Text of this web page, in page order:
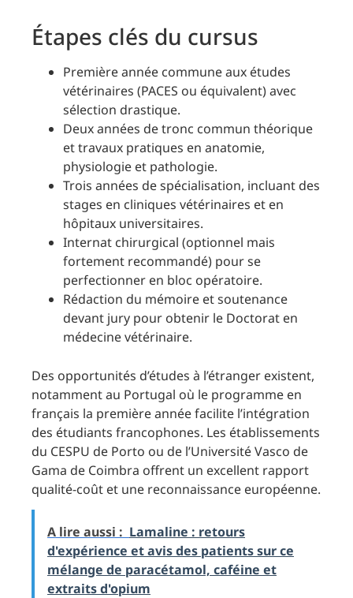
Étapes clés du cursus
Première année commune aux études
vétérinaires (PACES ou équivalent) avec
sélection drastique.
Deux années de tronc commun théorique
et travaux pratiques en anatomie,
physiologie et pathologie.
Trois années de spécialisation, incluant des
stages en cliniques vétérinaires et en
hôpitaux universitaires.
Internat chirurgical (optionnel mais
fortement recommandé) pour se
perfectionner en bloc opératoire.
Rédaction du mémoire et soutenance
devant jury pour obtenir le Doctorat en
médecine vétérinaire.
Des opportunités d’études à l’étranger existent,
notamment au Portugal où le programme en
français la première année facilite l’intégration
des étudiants francophones. Les établissements
du CESPU de Porto ou de l’Université Vasco de
Gama de Coimbra offrent un excellent rapport
qualité-coût et une reconnaissance européenne.
A lire aussi : Lamaline : retours
d'expérience et avis des patients sur ce
mélange de paracétamol, caféine et
extraits d'opium